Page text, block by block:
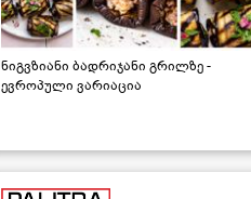
ნიგვზიანი ბადრიჯანი გრილზე -
ევროპული ვარიაცია